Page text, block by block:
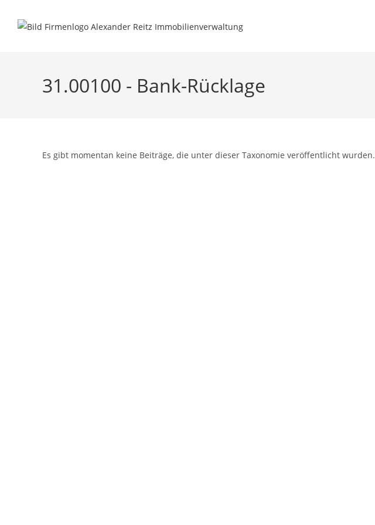
Inhalt
31.00100 - Bank-Rücklage
Es gibt momentan keine Beiträge, die unter dieser Taxonomie veröffentlicht wurden.